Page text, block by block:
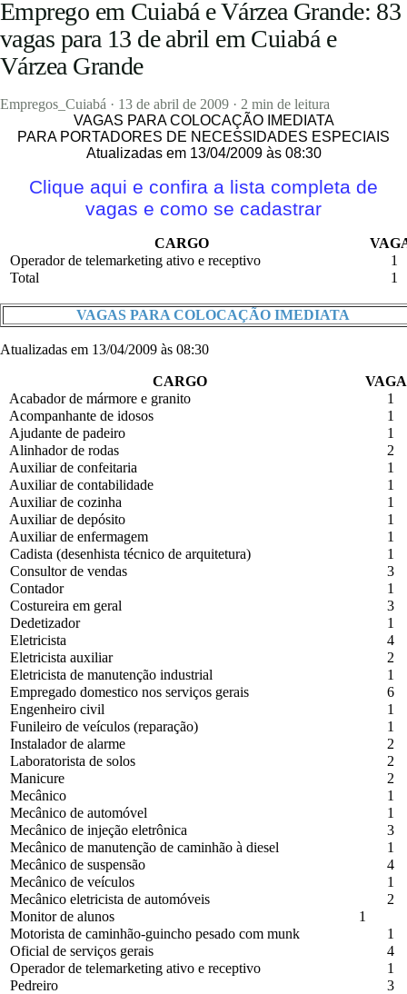
Vagas
Currículos
Notícias
Concursos
Blog
Entrar
Publicar vaga
Emprego em Cuiabá e Várzea Grande: 83
vagas para 13 de abril em Cuiabá e
Várzea Grande
Empregos_Cuiabá · 13 de abril de 2009 · 2 min de leitura
VAGAS PARA COLOCAÇÃO IMEDIATA
PARA PORTADORES DE NECESSIDADES ESPECIAIS
Atualizadas em 13/04/2009 às 08:30
Clique aqui e confira a lista completa de
vagas e como se cadastrar
CARGO
Operador de telemarketing ativo e receptivo
1
Total
1
VAGAS PARA COLOCAÇÃO IMEDIATA
Atualizadas em 13/04/2009 às 08:30
CARGO
Acabador de mármore e granito
1
Acompanhante de idosos
1
Ajudante de padeiro
1
Alinhador de rodas
2
Auxiliar de confeitaria
1
Auxiliar de contabilidade
1
Auxiliar de cozinha
1
Auxiliar de depósito
1
Auxiliar de enfermagem
1
Cadista (desenhista técnico de arquitetura)
1
Consultor de vendas
3
Contador
1
Costureira em geral
3
Dedetizador
1
Eletricista
4
Eletricista auxiliar
2
Eletricista de manutenção industrial
1
Empregado domestico nos serviços gerais
6
Engenheiro civil
1
Funileiro de veículos (reparação)
1
Instalador de alarme
2
Laboratorista de solos
2
Manicure
2
Mecânico
1
Mecânico de automóvel
1
Mecânico de injeção eletrônica
3
Mecânico de manutenção de caminhão à diesel
1
Mecânico de suspensão
4
Mecânico de veículos
1
Mecânico eletricista de automóveis
2
Monitor de alunos
1
Motorista de caminhão-guincho pesado com munk
1
Oficial de serviços gerais
4
Operador de telemarketing ativo e receptivo
1
Pedreiro
3